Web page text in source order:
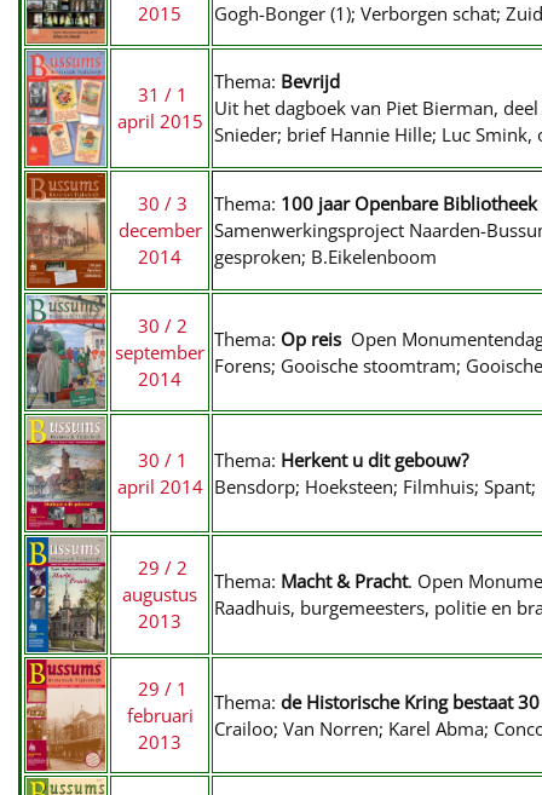
2015
Gogh-Bonger (1); Verborgen schat;
31 / 1
april 2015
Thema: Bevrijd
Uit het dagboek van Piet Bierman,
Snieder; brief Hannie Hille; Luc
30 / 3
december
2014
Thema: 100 jaar Openbare Bibliotheek
Samenwerkingsproject Naarden-
gesproken; B.Eikelenboom
30 / 2
september
2014
Thema: Op reis Open
Forens; Gooische stoomtram;
30 / 1
april 2014
Thema: Herkent u dit gebouw?
Bensdorp; Hoeksteen; Filmhuis;
29 / 2
augustus
2013
Thema: Macht & Pracht. Open
Raadhuis, burgemeesters, politie en
29 / 1
februari
2013
Thema: de Historische Kring bestaat
Crailoo; Van Norren; Karel Abma;